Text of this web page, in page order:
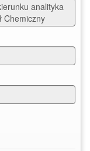
analityka
Chemiczny